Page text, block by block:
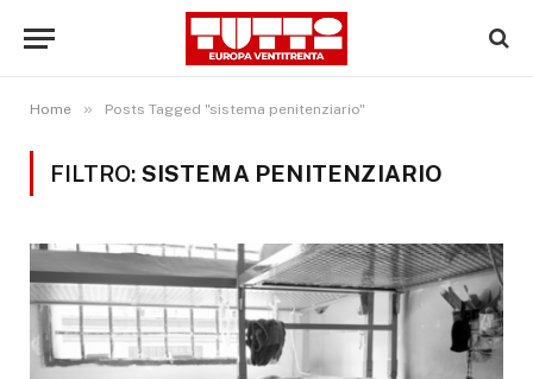
Home » Posts Tagged "sistema penitenziario"
FILTRO: SISTEMA PENITENZIARIO